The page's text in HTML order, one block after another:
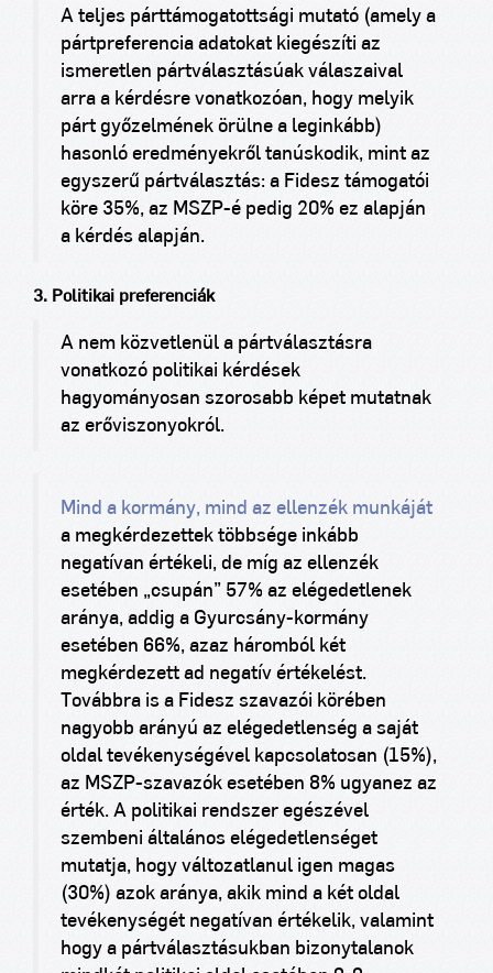
A teljes párttámogatottsági mutató (amely a
pártpreferencia adatokat kiegészíti az
ismeretlen pártválasztásúak válaszaival
arra a kérdésre vonatkozóan, hogy melyik
párt győzelmének örülne a leginkább)
hasonló eredményekről tanúskodik, mint az
egyszerű pártválasztás: a Fidesz támogatói
köre 35%, az MSZP-é pedig 20% ez alapján
a kérdés alapján.
3. Politikai preferenciák
A nem közvetlenül a pártválasztásra
vonatkozó politikai kérdések
hagyományosan szorosabb képet mutatnak
az erőviszonyokról.
Mind a kormány, mind az ellenzék munkáját
a megkérdezettek többsége inkább
negatívan értékeli, de míg az ellenzék
esetében „csupán” 57% az elégedetlenek
aránya, addig a Gyurcsány-kormány
esetében 66%, azaz háromból két
megkérdezett ad negatív értékelést.
Továbbra is a Fidesz szavazói körében
nagyobb arányú az elégedetlenség a saját
oldal tevékenységével kapcsolatosan (15%),
az MSZP-szavazók esetében 8% ugyanez az
érték. A politikai rendszer egészével
szembeni általános elégedetlenséget
mutatja, hogy változatlanul igen magas
(30%) azok aránya, akik mind a két oldal
tevékenységét negatívan értékelik, valamint
hogy a pártválasztásukban bizonytalanok